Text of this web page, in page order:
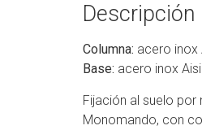
Descripción
Columna: acero inox
Base: acero inox
Fijación al suelo
Monomando, con